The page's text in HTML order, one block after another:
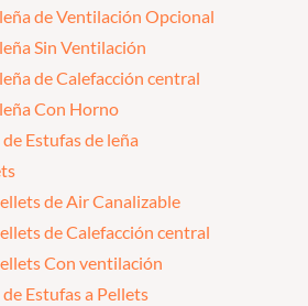
de Ventilación Opcional
Sin Ventilación
de Calefacción central
Con Horno
Estufas de leña
de Air Canalizable
de Calefacción central
Con ventilación
Estufas a Pellets